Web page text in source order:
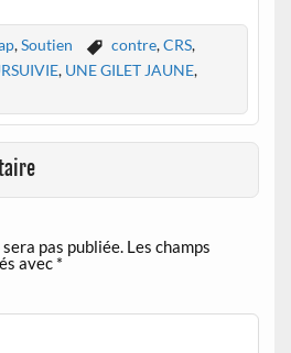
,Soutien contre,CRS,
, UNE GILET JAUNE,
pas publiée. Les champs
avec *